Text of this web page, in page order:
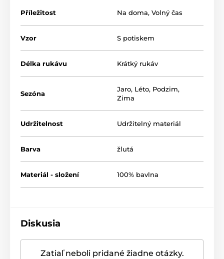
Materiál: 100% bavlna
Velikost 9-10
Příležitost Na doma, Volný čas
Vzor S potiskem
Délka rukávu Krátký rukáv
Sezóna
Jaro, Léto, Podzim,
Zima
Udržitelnost Udržitelný materiál
Barva žlutá
Materiál - složení 100% bavlna
Diskusia
Zatiaľ neboli pridané žiadne otázky.